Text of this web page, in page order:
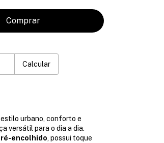
Calcular
urbano, conforto e
versátil para o dia a dia.
encolhido, possui toque